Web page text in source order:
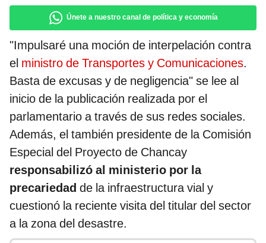
Únete a nuestro canal de política y economía
"Impulsaré una moción de interpelación contra
el ministro de Transportes y Comunicaciones.
Basta de excusas y de negligencia" se lee al
inicio de la publicación realizada por el
parlamentario a través de sus redes sociales.
Además, el también presidente de la Comisión
Especial del Proyecto de Chancay
responsabilizó al ministerio por la
precariedad de la infraestructura vial y
cuestionó la reciente visita del titular del sector
a la zona del desastre.